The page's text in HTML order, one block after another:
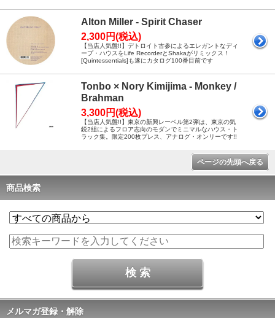
Alton Miller - Spirit Chaser
2,300円(税込)
【当店人気盤!!】デトロイト古参によるエレガントなディ
ープ・ハウスをLife RecorderとShakaがリミックス！
[Quintessentials]も遂にカタログ100番目前です
Tonbo × Nory Kimijima - Monkey /
Brahman
3,300円(税込)
【当店人気盤!!】東京の新興レーベル第2弾は、東京の気
鋭2組によるフロア志向のモダンでミニマルなハウス・ト
ラック集。限定200枚プレス、アナログ・オンリーです!!
ページの先頭へ戻る
商品検索
メルマガ登録・解除